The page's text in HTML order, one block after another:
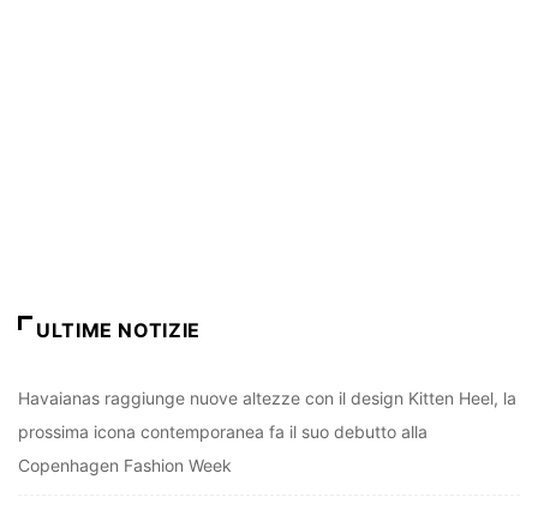
ULTIME NOTIZIE
Havaianas raggiunge nuove altezze con il design Kitten Heel, la
prossima icona contemporanea fa il suo debutto alla
Copenhagen Fashion Week